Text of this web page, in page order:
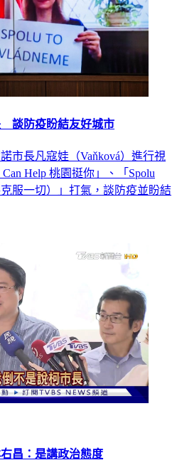
談防疫盼結友好城市
市長凡寇娃（Vaňková）進行視
Help 桃園挺你」、「Spolu
服一切）」打氣，談防疫並盼結
昌：是講政治態度